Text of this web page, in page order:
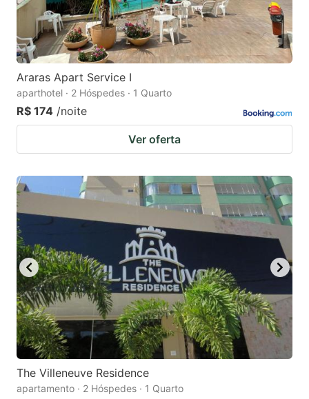
Araras Apart Service I
aparthotel · 2 Hóspedes · 1 Quarto
R$ 174 /noite
Ver oferta
The Villeneuve Residence
apartamento · 2 Hóspedes · 1 Quarto